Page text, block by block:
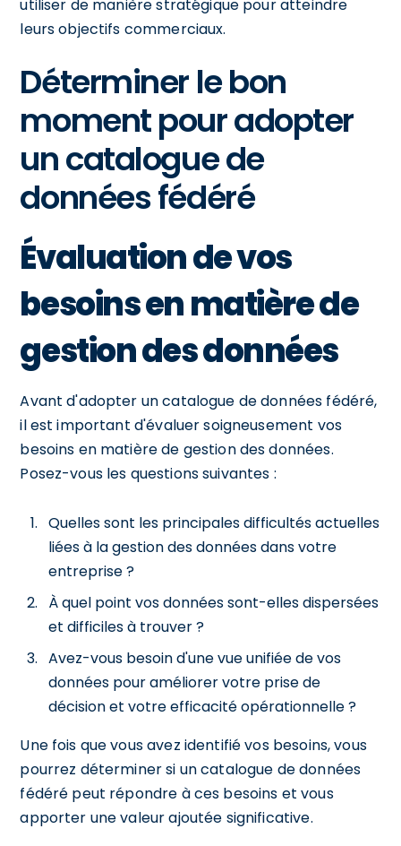
utiliser de manière stratégique pour atteindre
leurs objectifs commerciaux.
Déterminer le bon
moment pour adopter
un catalogue de
données fédéré
Évaluation de vos
besoins en matière de
gestion des données
Avant d'adopter un catalogue de données fédéré,
il est important d'évaluer soigneusement vos
besoins en matière de gestion des données.
Posez-vous les questions suivantes :
Quelles sont les principales difficultés actuelles
liées à la gestion des données dans votre
entreprise ?
À quel point vos données sont-elles dispersées
et difficiles à trouver ?
Avez-vous besoin d'une vue unifiée de vos
données pour améliorer votre prise de
décision et votre efficacité opérationnelle ?
Une fois que vous avez identifié vos besoins, vous
pourrez déterminer si un catalogue de données
fédéré peut répondre à ces besoins et vous
apporter une valeur ajoutée significative.